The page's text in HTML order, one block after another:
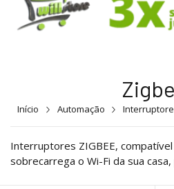
Início Automação
Interruptores ZIGBEE,
sobrecarrega o Wi-Fi da sua